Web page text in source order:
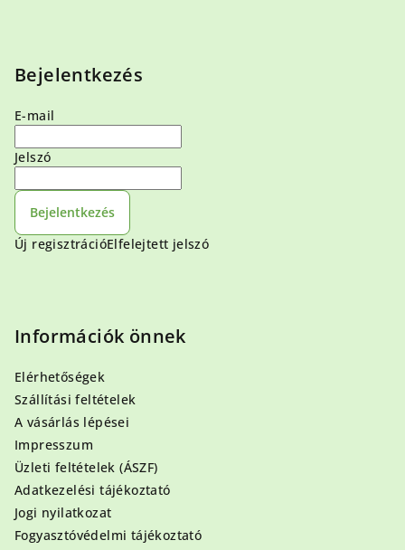
Bejelentkezés
E-mail
Jelszó
Bejelentkezés
Új regisztrációElfelejtett jelszó
Információk önnek
Elérhetőségek
Szállítási feltételek
A vásárlás lépései
Impresszum
Üzleti feltételek (ÁSZF)
Adatkezelési tájékoztató
Jogi nyilatkozat
Fogyasztóvédelmi tájékoztató